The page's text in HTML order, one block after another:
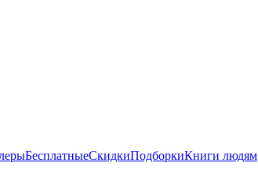
БесплатныеСкидкиПодборкиКниги людям